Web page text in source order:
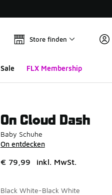
Store finden
Sale FLX Membership
On Cloud Dash
Baby Schuhe
On entdecken
€ 79,99 inkl. MwSt.
Black White-Black White